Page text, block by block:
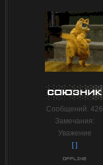
Сообщений: 426
Замечания:
Уважение
[ ]